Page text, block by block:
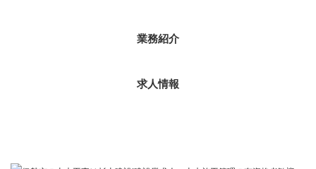
業務紹介
求人情報